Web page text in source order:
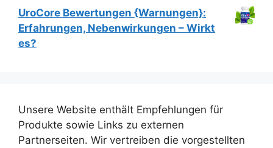
Preis
99,00 €
Preis
ist:
UroCore Bewertungen {Warnungen}:
Erfahrungen, Nebenwirkungen – Wirkt
es?
Unsere Website enthält Empfehlungen für
Produkte sowie Links zu externen
Partnerseiten. Wir vertreiben die vorgestellten